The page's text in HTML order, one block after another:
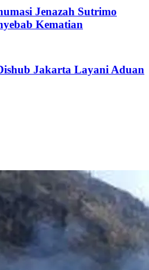
Jenazah Sutrimo
Kematian
Jakarta Layani Aduan